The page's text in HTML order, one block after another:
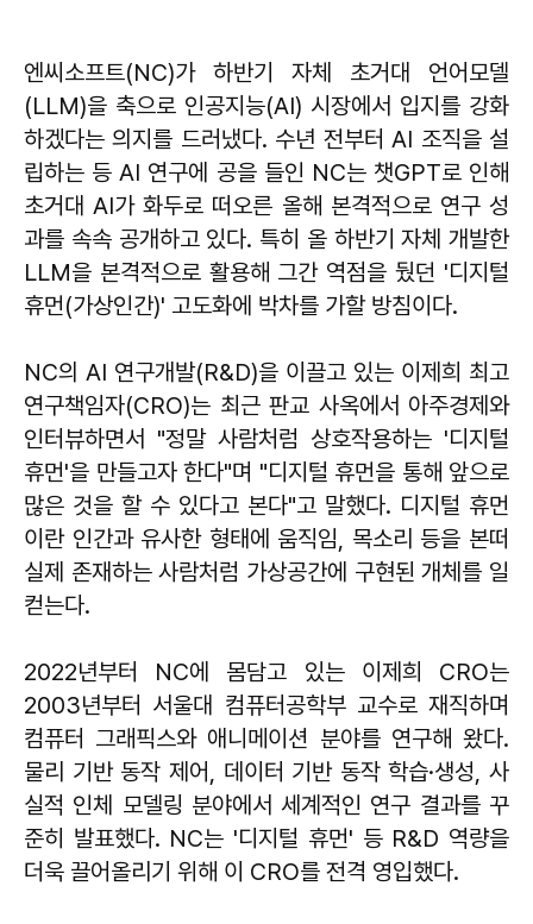
엔씨소프트(NC)가 하반기 자체 초거대 언어모델
(LLM)을 축으로 인공지능(AI) 시장에서 입지를 강화
하겠다는 의지를 드러냈다. 수년 전부터 AI 조직을 설
립하는 등 AI 연구에 공을 들인 NC는 챗GPT로 인해
초거대 AI가 화두로 떠오른 올해 본격적으로 연구 성
과를 속속 공개하고 있다. 특히 올 하반기 자체 개발한
LLM을 본격적으로 활용해 그간 역점을 뒀던 '디지털
휴먼(가상인간)' 고도화에 박차를 가할 방침이다.
NC의 AI 연구개발(R&D)을 이끌고 있는 이제희 최고
연구책임자(CRO)는 최근 판교 사옥에서 아주경제와
인터뷰하면서 "정말 사람처럼 상호작용하는 '디지털
휴먼'을 만들고자 한다"며 "디지털 휴먼을 통해 앞으로
많은 것을 할 수 있다고 본다"고 말했다. 디지털 휴먼
이란 인간과 유사한 형태에 움직임, 목소리 등을 본떠
실제 존재하는 사람처럼 가상공간에 구현된 개체를 일
컫는다.
2022년부터 NC에 몸담고 있는 이제희 CRO는
2003년부터 서울대 컴퓨터공학부 교수로 재직하며
컴퓨터 그래픽스와 애니메이션 분야를 연구해 왔다.
물리 기반 동작 제어, 데이터 기반 동작 학습·생성, 사
실적 인체 모델링 분야에서 세계적인 연구 결과를 꾸
준히 발표했다. NC는 '디지털 휴먼' 등 R&D 역량을
더욱 끌어올리기 위해 이 CRO를 전격 영입했다.